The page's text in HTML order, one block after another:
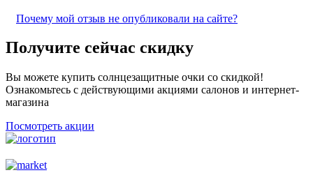
Почему мой отзыв не опубликовали на сайте?
Получите сейчас скидку
Вы можете купить солнцезащитные очки со скидкой!
Ознакомьтесь с действующими акциями салонов и интернет-
магазина
Посмотреть акции